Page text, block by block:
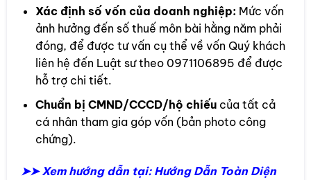
Xác định số vốn của doanh nghiệp: Mức vốn
ảnh hưởng đến số thuế môn bài hằng năm phải
đóng, để được tư vấn cụ thể về vốn Quý khách
liên hệ đến Luật sư theo 0971106895 để được
hỗ trợ chi tiết.
Chuẩn bị CMND/CCCD/hộ chiếucủa tất cả
cá nhân tham gia góp vốn (bản photo công
chứng).
➤➤ Xem hướng dẫn tại: Hướng Dẫn Toàn Diện